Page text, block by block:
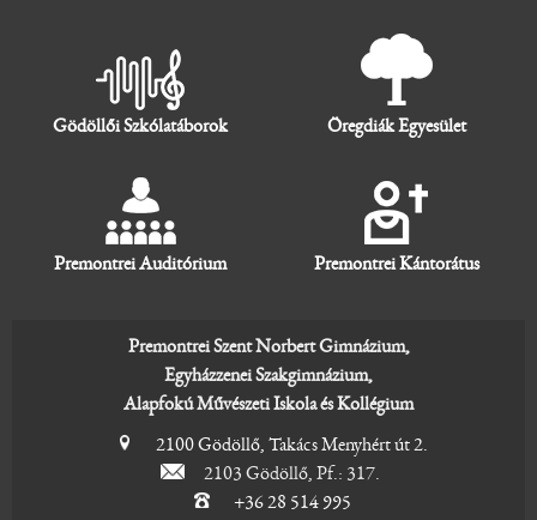
Gödöllői Szkólatáborok Öregdiák Egyesület
Premontrei Auditórium Premontrei Kántorátus
Premontrei Szent Norbert Gimnázium,
Egyházzenei Szakgimnázium,
Alapfokú Művészeti Iskola és Kollégium
2100 Gödöllő, Takács Menyhért út 2.
2103 Gödöllő, Pf.: 317.
+36 28 514 995